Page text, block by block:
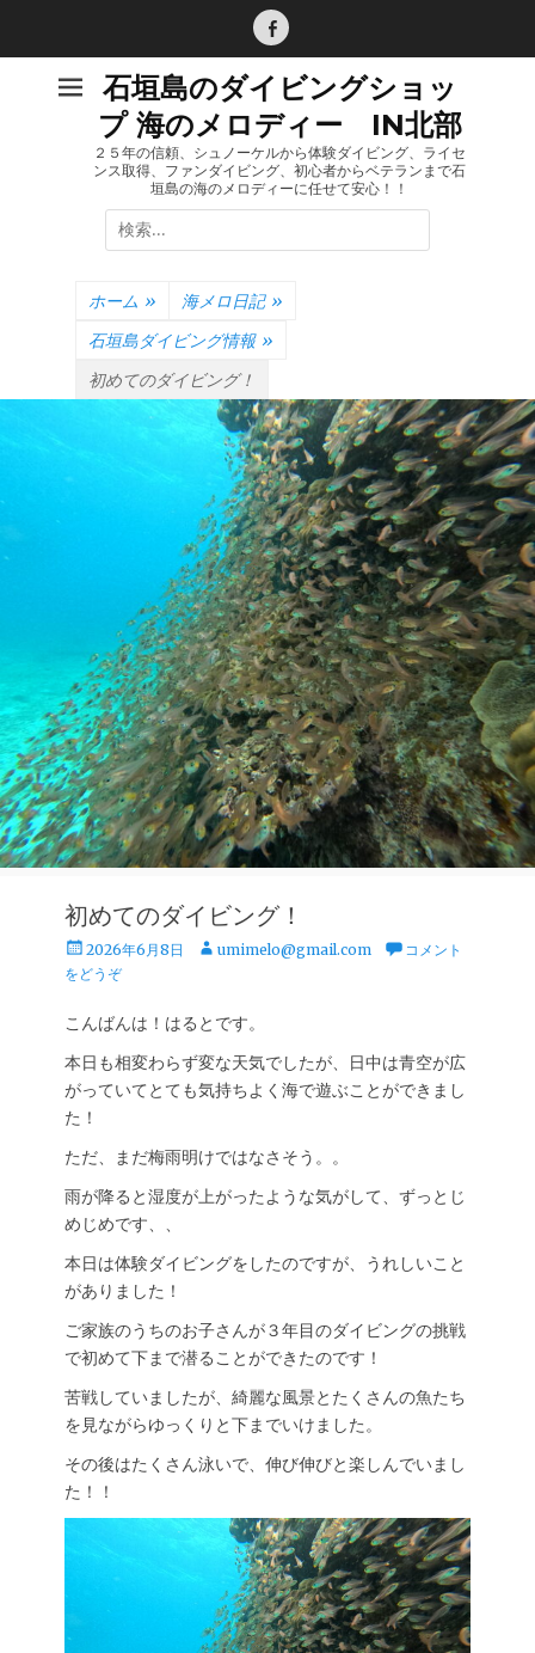
Facebook
石垣島のダイビングショッ
プ 海のメロディー IN北部
２５年の信頼、シュノーケルから体験ダイビング、ライセ
ンス取得、ファンダイビング、初心者からベテランまで石
垣島の海のメロディーに任せて安心！！
検
索:
ホーム » 海メロ日記 »
石垣島ダイビング情報 »
初めてのダイビング！
初めてのダイビング！
投
稿
2026年6月8日
投 umimelo@gmail.com
コメント
をどうぞ
こんばんは！はるとです。
本日も相変わらず変な天気でしたが、日中は青空が広
がっていてとても気持ちよく海で遊ぶことができまし
た！
ただ、まだ梅雨明けではなさそう。。
雨が降ると湿度が上がったような気がして、ずっとじ
めじめです、、
本日は体験ダイビングをしたのですが、うれしいこと
がありました！
ご家族のうちのお子さんが３年目のダイビングの挑戦
で初めて下まで潜ることができたのです！
苦戦していましたが、綺麗な風景とたくさんの魚たち
を見ながらゆっくりと下までいけました。
その後はたくさん泳いで、伸び伸びと楽しんでいまし
た！！